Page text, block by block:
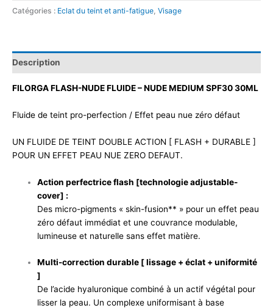
Catégories : Eclat du teint et anti-fatigue, Visage
Description
FILORGA FLASH-NUDE FLUIDE – NUDE MEDIUM SPF30 30ML
Fluide de teint pro-perfection / Effet peau nue zéro défaut
UN FLUIDE DE TEINT DOUBLE ACTION [ FLASH + DURABLE ]
POUR UN EFFET PEAU NUE ZERO DEFAUT.
Action perfectrice flash [technologie adjustable-
cover] :
Des micro-pigments « skin-fusion** » pour un effet peau
zéro défaut immédiat et une couvrance modulable,
lumineuse et naturelle sans effet matière.
Multi-correction durable [ lissage + éclat + uniformité
]
De l’acide hyaluronique combiné à un actif végétal pour
lisser la peau. Un complexe uniformisant à base